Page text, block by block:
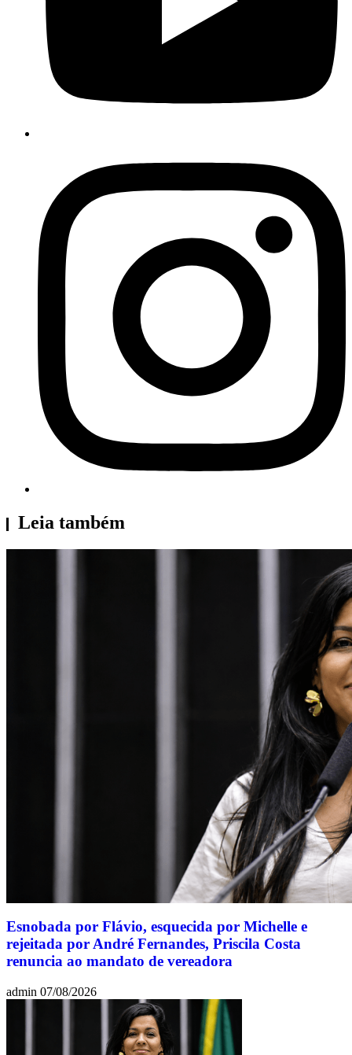
Leia também
Esnobada por Flávio, esquecida por Michelle e
rejeitada por André Fernandes, Priscila Costa
renuncia ao mandato de vereadora
admin 07/08/2026